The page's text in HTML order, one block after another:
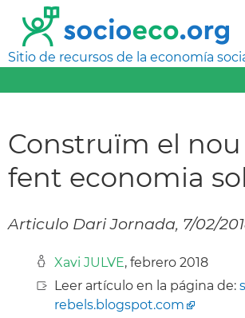
Sitio de recursos de la economía
Construïm el
fent economia
Articulo Dari Jornada, 7/02/
Xavi JULVE, febrero 2018
Leer artículo en la página de:
rebels.blogspot.com